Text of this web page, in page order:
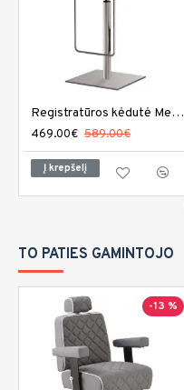
Registratūros kėdutė Medical and Beauty Divine Reception
469.00€ 589.00€
Į krepšelį
TO PATIES GAMINTOJO
-13 %